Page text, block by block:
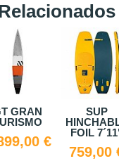
€
SUNOVA
RACE
FLATWATER
3.862,00 €